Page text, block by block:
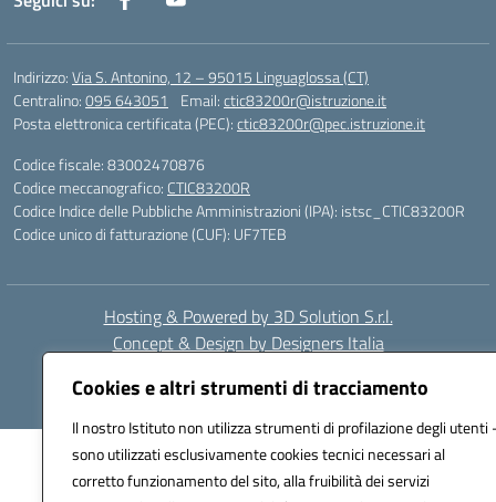
Cookies e altri strumenti di tracciamento
Il nostro Istituto non utilizza strumenti di profilazione degli utenti
sono utilizzati esclusivamente cookies tecnici necessari al
corretto funzionamento del sito, alla fruibilità dei servizi
Indirizzo:Via S. Antonino, 12 – 95015 Linguaglossa (CT)
Centralino:095 643051 Email:ctic83200r@istruzione.it
Posta elettronica certificata (PEC):ctic83200r@pec.istruzione.it
Codice fiscale: 83002470876
Codice meccanografico: CTIC83200R
Codice Indice delle Pubbliche Amministrazioni (IPA): istsc_CTIC83200R
Codice unico di fatturazione (CUF): UF7TEB
Hosting & Powered by 3D Solution S.r.l.
Concept & Design by Designers Italia